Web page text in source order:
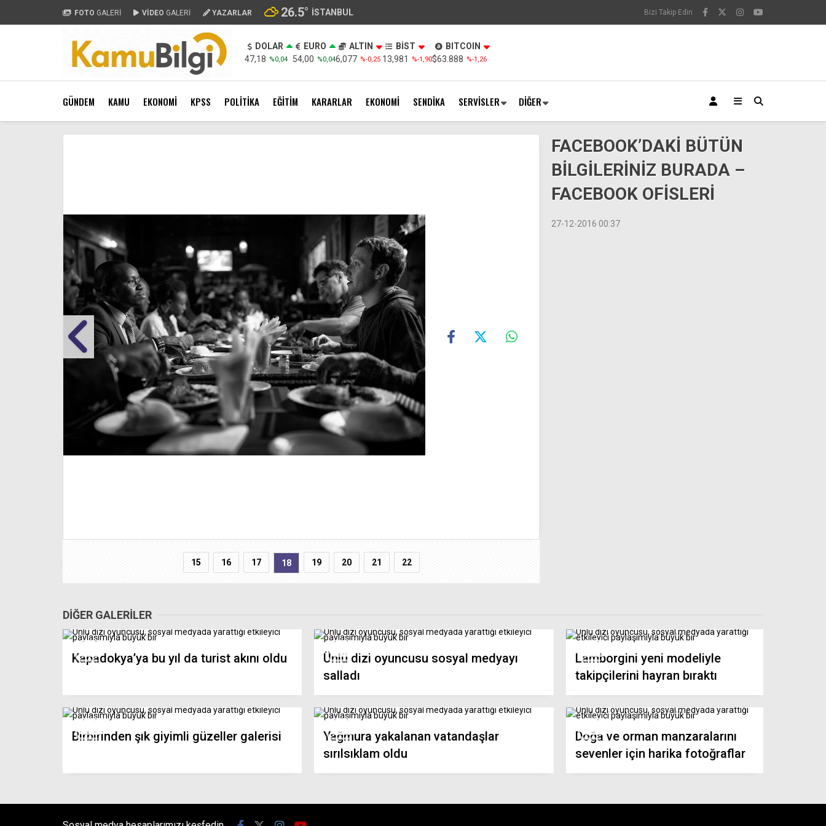
FOTO GALERİ VİDEO GALERİ YAZARLAR 26.5° İSTANBUL Bizi Takip Edin
DOLAR
47,18 %0,04
EURO
54,00 %0,04
ALTIN
6,077 %-0,25
BİST
13,981
%-1,90
BITCOIN
$63.888 %-1,26
GÜNDEM KAMU EKONOMİ KPSS POLİTİKA EĞİTİM KARARLAR EKONOMİ SENDİKA SERVİSLER DİĞER
15 16 17 18 19 20 21 22
FACEBOOK’DAKİ BÜTÜN
BİLGİLERİNİZ BURADA –
FACEBOOK OFİSLERİ
27-12-2016 00:37
DİĞER GALERİLER
Kapadokya’ya bu yıl da turist akını oldu
Ünlü dizi oyuncusu sosyal medyayı
salladı
Lamborgini yeni modeliyle
takipçilerini hayran bıraktı
Birbirinden şık giyimli güzeller galerisi
Yağmura yakalanan vatandaşlar
sırılsıklam oldu
Doğa ve orman manzaralarını
sevenler için harika fotoğraflar